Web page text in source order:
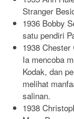
Stranger
1936 Bobby
satu pendiri
1938
Ia mencoba
Kodak, dan
melihat
salinan.
1938